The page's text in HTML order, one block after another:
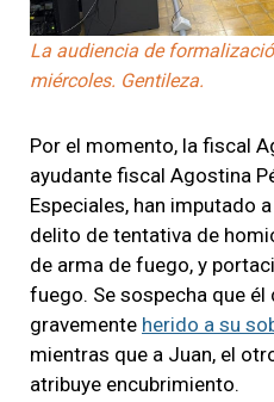
La audiencia de
miércoles. Gentileza.
Por el momento, la fiscal
ayudante fiscal Agostina
Especiales, han imputado a
delito de tentativa de
de arma de fuego, y
fuego. Se sospecha que él
gravemente herido a su
mientras que a Juan, el
atribuye encubrimiento.